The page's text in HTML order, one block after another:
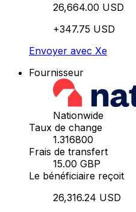
26,664.00 USD
+347.75 USD
Envoyer avec Xe
Fournisseur
Nationwide
Taux de change
1.316800
Frais de transfert
15.00 GBP
Le bénéficiaire reçoit
26,316.24 USD